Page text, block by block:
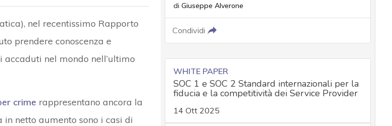
nel recentissimo Rapporto
prendere conoscenza e
nel mondo nell’ultimo
crime rappresentano ancora la
netto aumento sono i casi di
di Giuseppe Alverone
Condividi
WHITE PAPER
SOC 1 e SOC 2 Standard internazionali per la
fiducia e la competitività dei Service Provider
14 Ott 2025